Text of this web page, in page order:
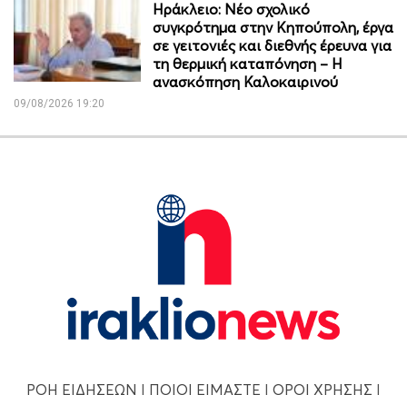
Ηράκλειο: Νέο σχολικό
συγκρότημα στην Κηπούπολη, έργα
σε γειτονιές και διεθνής έρευνα για
τη θερμική καταπόνηση – Η
ανασκόπηση Καλοκαιρινού
09/08/2026 19:20
ΡΟΗ ΕΙΔΗΣΕΩΝ | ΠΟΙΟΙ ΕΙΜΑΣΤΕ | ΟΡΟΙ ΧΡΗΣΗΣ |